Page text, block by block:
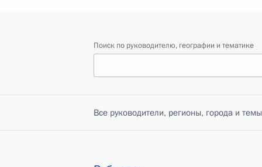
Поиск по руководителю, географии и тематике
Все руководители, регионы, города и темы